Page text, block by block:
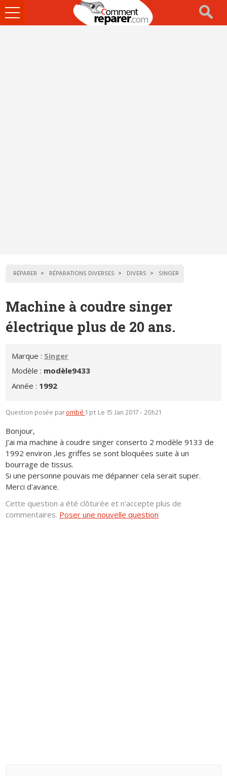
Ouvrir
le
RÉPARER RÉPARATIONS DIVERSES DIVERS SINGER
Machine à coudre singer
électrique plus de 20 ans.
Marque : Singer
Modèle : modèle9433
Année : 1992
Question posée parorribé1 pt Le 15 Jan 2017 - 20h21
Bonjour,
J'ai ma machine à coudre singer conserto 2 modèle 9133 de
1992 environ ,les griffes se sont bloquées suite à un
bourrage de tissus.
Si une personne pouvais me dépanner cela serait super.
Merci d'avance.
Cette question a été clôturée et n'accepte plus de
commentaires. Poser une nouvelle question